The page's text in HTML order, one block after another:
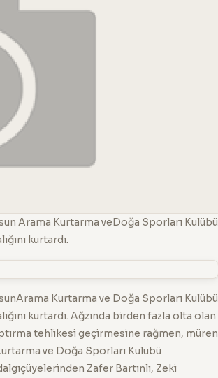
Arama Kurtarma veDoğa Sporları Kulübü
kurtardı.
Kurtarma ve Doğa Sporları Kulübü
kurtardı. Ağzında birden fazla olta olan
tehlikesi geçirmesine rağmen, müren
ve Doğa Sporları Kulübü
Zafer Bartınlı, Zeki